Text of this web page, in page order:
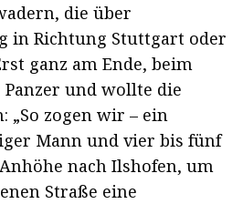
die über
in Richtung Stuttgart oder
ganz am Ende, beim
und wollte die
„So zogen wir – ein
Mann und vier bis fünf
nach Ilshofen, um
Straße eine